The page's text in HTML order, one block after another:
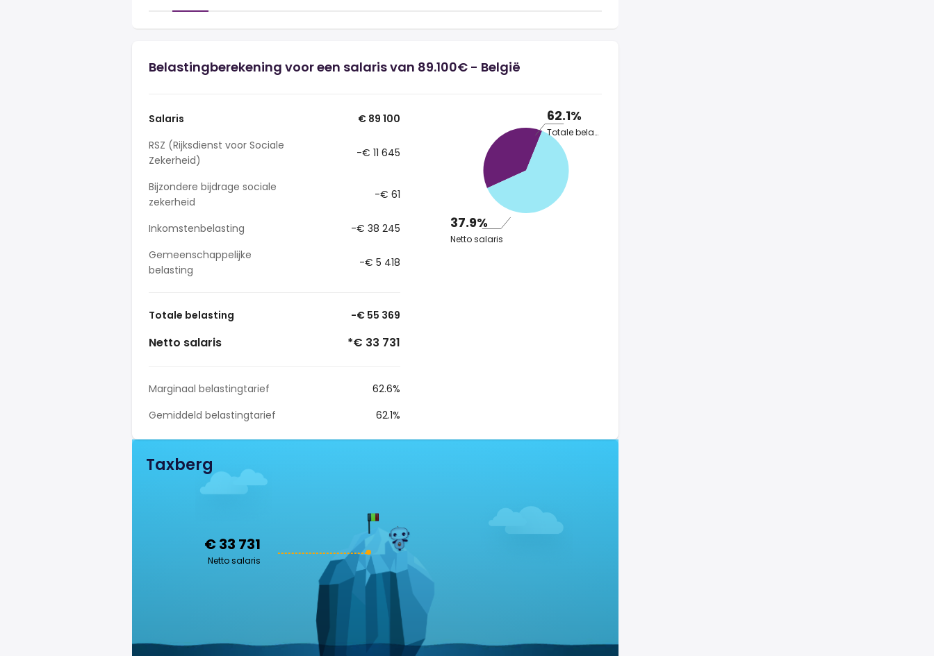
Belastingberekening voor een salaris van 89.100€ - België
Salaris
€ 89 100
RSZ (Rijksdienst voor Sociale
Zekerheid)
-€ 11 645
Bijzondere bijdrage sociale
zekerheid
-€ 61
Inkomstenbelasting
-€ 38 245
Gemeenschappelijke
belasting
-€ 5 418
Totale belasting -€ 55 369
Netto salaris *€ 33 731
Marginaal belastingtarief
62.6%
Gemiddeld belastingtarief
62.1%
62.1%
Totale belasting
37.9%
Netto salaris
Taxberg
€ 33 731
Netto salaris